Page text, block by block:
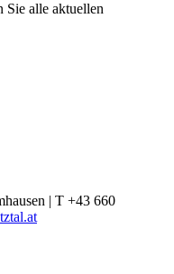
Sie alle aktuellen
| T +43 660